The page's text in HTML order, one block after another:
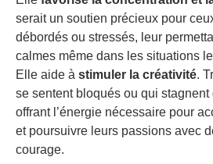
serait un soutien précieux pour
débordés ou stressés, leur
calmes même dans les situations
Elle aide à stimuler la créativité.
se sentent bloqués ou qui
offrant l’énergie nécessaire pour
et poursuivre leurs passions avec
courage.